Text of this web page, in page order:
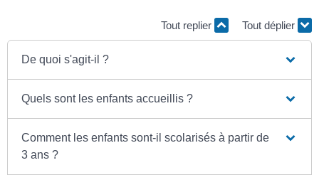
Tout replier Tout déplier
De quoi s'agit-il ?
Quels sont les enfants accueillis ?
Comment les enfants sont-il scolarisés à partir de
3 ans ?